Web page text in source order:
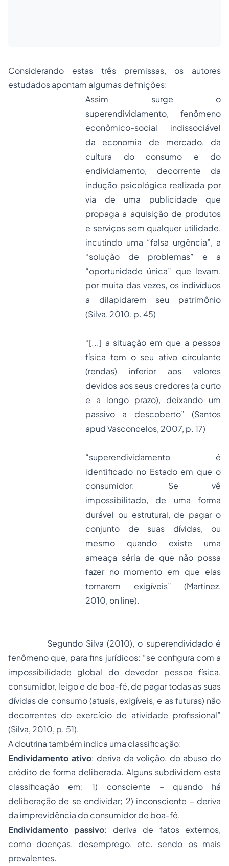
Considerando estas três premissas, os autores
estudados apontam algumas definições:
Assim surge o
superendividamento, fenômeno
econômico-social indissociável
da economia de mercado, da
cultura do consumo e do
endividamento, decorrente da
indução psicológica realizada por
via de uma publicidade que
propaga a aquisição de produtos
e serviços sem qualquer utilidade,
incutindo uma “falsa urgência”, a
“solução de problemas” e a
“oportunidade única” que levam,
por muita das vezes, os indivíduos
a dilapidarem seu patrimônio
(Silva, 2010, p. 45)
“[...] a situação em que a pessoa
física tem o seu ativo circulante
(rendas) inferior aos valores
devidos aos seus credores (a curto
e a longo prazo), deixando um
passivo a descoberto” (Santos
apudVasconcelos, 2007, p. 17)
“superendividamento é
identificado no Estado em que o
consumidor: Se vê
impossibilitado, de uma forma
durável ou estrutural, de pagar o
conjunto de suas dívidas, ou
mesmo quando existe uma
ameaça séria de que não possa
fazer no momento em que elas
tornarem exigíveis” (Martinez,
2010, on line).
Segundo Silva (2010), o superendividado é
fenômeno que, para fins jurídicos: “se configura com a
impossibilidade global do devedor pessoa física,
consumidor, leigo e de boa-fé, de pagar todas as suas
dívidas de consumo (atuais, exigíveis, e as futuras) não
decorrentes do exercício de atividade profissional”
(Silva, 2010, p. 51).
A doutrina também indica uma classificação:
Endividamento ativo: deriva da volição, do abuso do
crédito de forma deliberada. Alguns subdividem esta
classificação em: 1) consciente – quando há
deliberação de se endividar; 2) inconsciente – deriva
da imprevidência do consumidor de boa-fé.
Endividamento passivo: deriva de fatos externos,
como doenças, desemprego, etc. sendo os mais
prevalentes.